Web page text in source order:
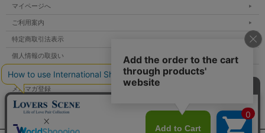
マイページへ
ご利用案内
特定商取引法表示
個人情報の取扱い
サイトマップ
メルマガ登録
お問い合わせ